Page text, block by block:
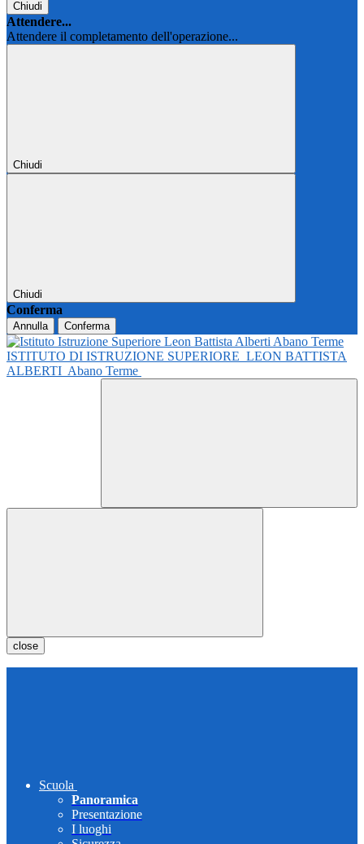
Chiudi
Attendere...
Attendere il completamento dell'operazione...
Chiudi
Chiudi
Conferma
Annulla Conferma
ISTITUTO DI ISTRUZIONE SUPERIORE LEON BATTISTA
ALBERTI Abano Terme
close
Scuola
Panoramica
Presentazione
I luoghi